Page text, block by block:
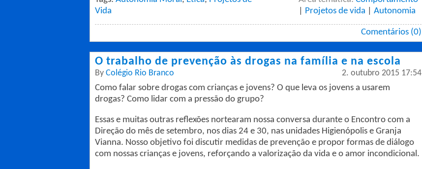
Projetos de vida Autonomia
Vida
Comentários (0)
O trabalho de prevenção às drogas na família e na escola
By Colégio Rio Branco 2. outubro 2015 17:54
Como falar sobre drogas com crianças e jovens? O que leva os jovens a usarem
drogas? Como lidar com a pressão do grupo?
Essas e muitas outras reflexões nortearam nossa conversa durante o Encontro com a
Direção do mês de setembro, nos dias 24 e 30, nas unidades Higienópolis e Granja
Vianna. Nosso objetivo foi discutir medidas de prevenção e propor formas de diálogo
com nossas crianças e jovens, reforçando a valorização da vida e o amor incondicional.